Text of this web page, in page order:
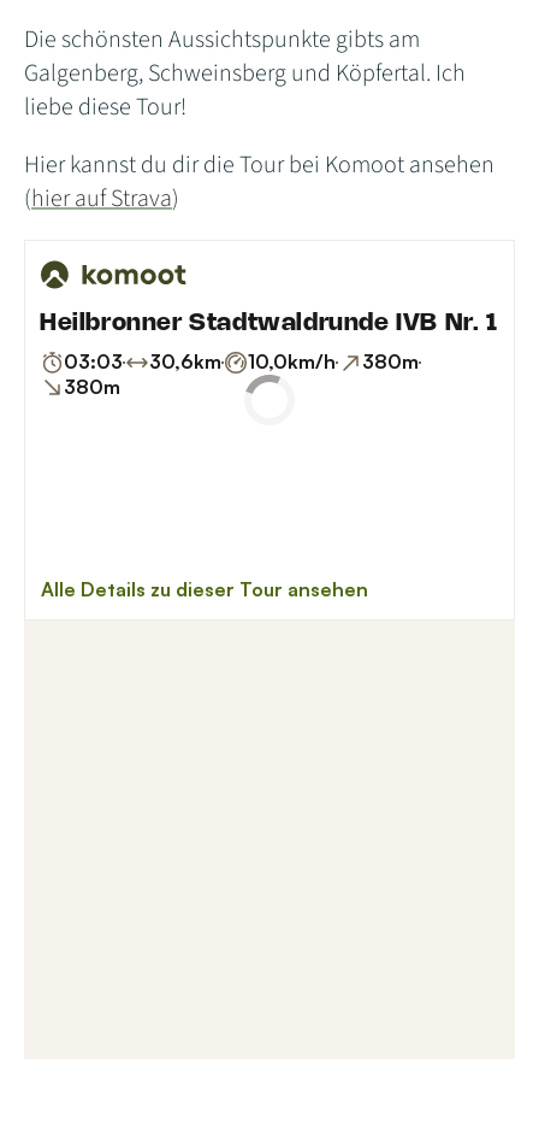
Die schönsten Aussichtspunkte gibts am
Galgenberg, Schweinsberg und Köpfertal. Ich
liebe diese Tour!
Hier kannst du dir die Tour bei Komoot ansehen
(hier auf Strava)